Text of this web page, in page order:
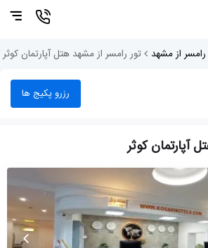
رامسر از مشهد تور رامسر از مشهد هتل آپارتمان کوثر
رزرو پکیج ها
آپارتمان کوثر